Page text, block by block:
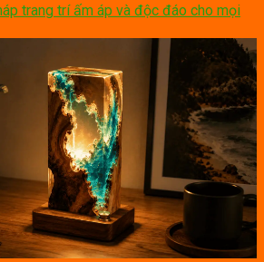
trang trí ấm áp và độc đáo cho mọi